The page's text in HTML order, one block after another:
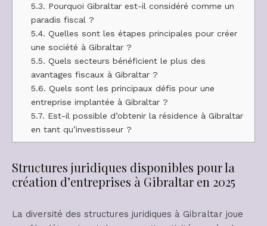
5.3. Pourquoi Gibraltar est-il considéré comme un
paradis fiscal ?
5.4. Quelles sont les étapes principales pour créer
une société à Gibraltar ?
5.5. Quels secteurs bénéficient le plus des
avantages fiscaux à Gibraltar ?
5.6. Quels sont les principaux défis pour une
entreprise implantée à Gibraltar ?
5.7. Est-il possible d’obtenir la résidence à Gibraltar
en tant qu’investisseur ?
Structures juridiques disponibles pour la
création d’entreprises à Gibraltar en 2025
La diversité des structures juridiques à Gibraltar joue